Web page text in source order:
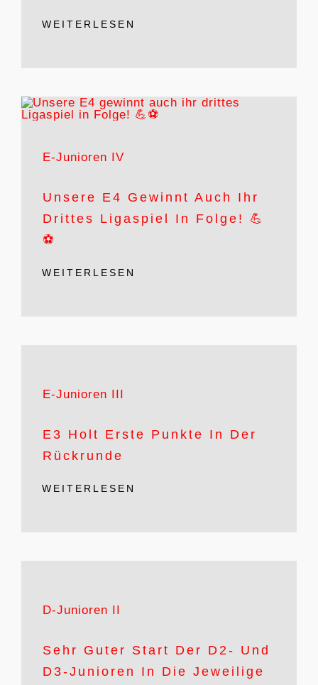
WEITERLESEN
E-Junioren IV
Unsere E4 Gewinnt Auch Ihr
Drittes Ligaspiel In Folge! 💪
⚽️
WEITERLESEN
E-Junioren III
E3 Holt Erste Punkte In Der
Rückrunde
WEITERLESEN
D-Junioren II
Sehr Guter Start Der D2- Und
D3-Junioren In Die Jeweilige